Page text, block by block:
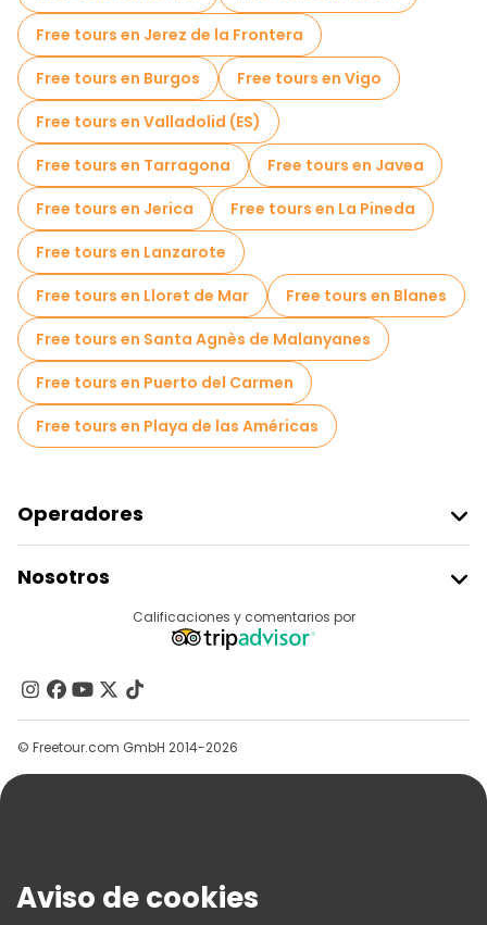
Free tours en Jerez de la Frontera
Free tours en Burgos
Free tours en Vigo
Free tours en Valladolid (ES)
Free tours en Tarragona
Free tours en Javea
Free tours en Jerica
Free tours en La Pineda
Free tours en Lanzarote
Free tours en Lloret de Mar
Free tours en Blanes
Free tours en Santa Agnès de Malanyanes
Free tours en Puerto del Carmen
Free tours en Playa de las Américas
Operadores
Acceder Como Proveedor
Programa De Afiliados
Nosotros
Contacto
Grupos
Ayuda
Términos E Información Legal
Calificaciones y comentarios por
© Freetour.com GmbH 2014-2026
Aviso de cookies